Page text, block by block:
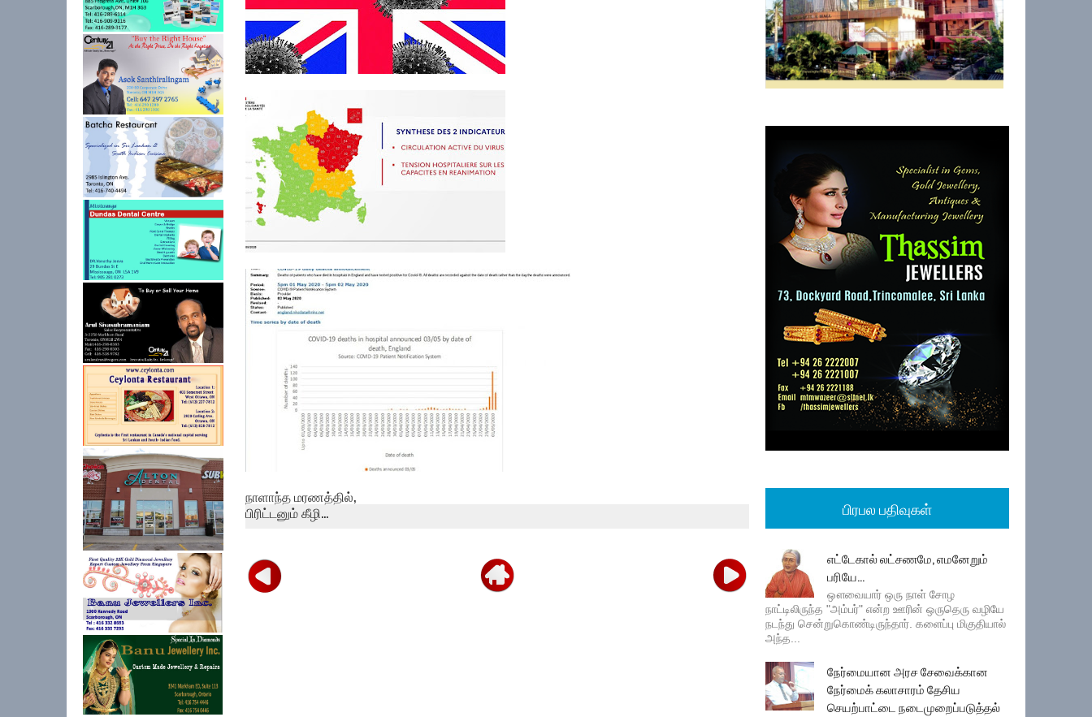
கொரோனா – இத்தாலியின்
மொத்த மரண எண்ண...
24 மணித்தியாலத்தில்,
பிரான்ஸில் 330...
நாளாந்த மரணத்தில்,
பிரிட்டனும் கீழி...
பிரபல பதிவுகள்
எட்டேகால் லட்சணமே, எமனேறும்
பரியே...
ஔவையார் ஒரு நாள் சோழ
நாட்டிலிருந்த "அம்பர்" என்ற ஊரின் ஒருதெரு வழியே
நடந்து சென்றுகொண்டிருந்தார். களைப்பு மிகுதியால்
அந்த...
நேர்மையான அரச சேவைக்கான
நேர்மைக் கலாசாரம் தேசிய
செயற்பாட்டை நடைமுறைப்படுத்தல்